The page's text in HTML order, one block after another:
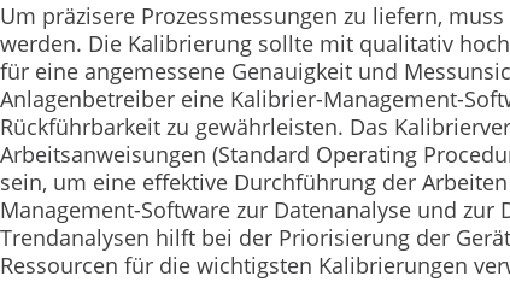
Um präzisere Prozessmessungen zu liefern,
werden. Die Kalibrierung sollte mit qualitativ
für eine angemessene Genauigkeit und
Anlagenbetreiber eine Kalibrier-Management-
Rückführbarkeit zu gewährleisten. Das
Arbeitsanweisungen (Standard Operating
sein, um eine effektive Durchführung der
Management-Software zur Datenanalyse und
Trendanalysen hilft bei der Priorisierung der
Ressourcen für die wichtigsten Kalibrierungen